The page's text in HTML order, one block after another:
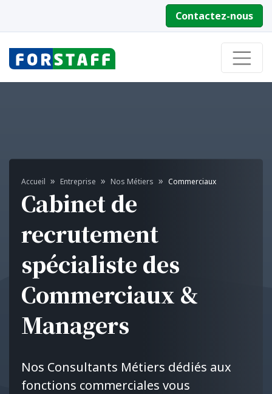
Contactez-nous
Accueil Entreprise Nos Métiers Commerciaux
Cabinet de
recrutement
spécialiste des
Commerciaux &
Managers
Nos Consultants Métiers dédiés aux
fonctions commerciales vous